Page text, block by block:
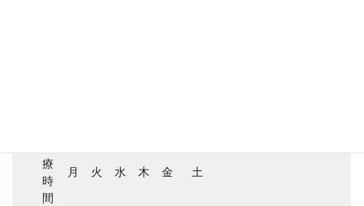
療
時
間
月 火 水 木 金 土